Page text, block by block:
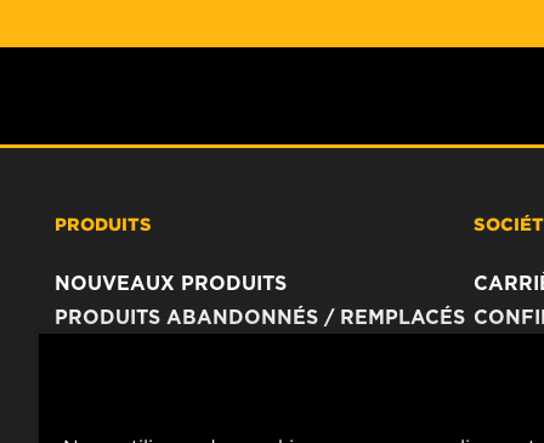
PRODUITS
NOUVEAUX PRODUITS
PRODUITS ABANDONNÉS / REMPLACÉS